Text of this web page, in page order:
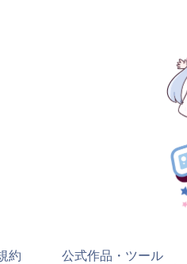
約
公式作品・ツール